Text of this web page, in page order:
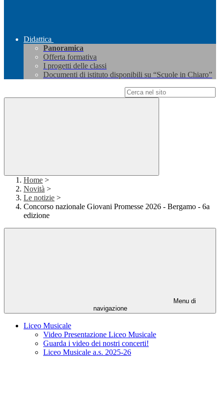
Didattica
Panoramica
Offerta formativa
I progetti delle classi
Documenti di istituto disponibili su “Scuole in Chiaro”
Home >
Novità >
Le notizie >
Concorso nazionale Giovani Promesse 2026 - Bergamo - 6a
edizione
Menu di
navigazione
Liceo Musicale
Video Presentazione Liceo Musicale
Guarda i video dei nostri concerti!
Liceo Musicale a.s. 2025-26